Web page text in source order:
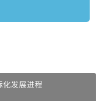
化发展进程